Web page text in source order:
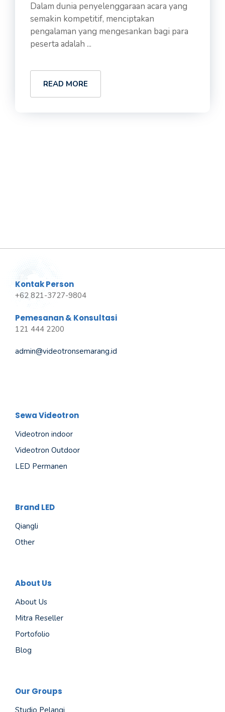
Dalam dunia penyelenggaraan acara yang
semakin kompetitif, menciptakan
pengalaman yang mengesankan bagi para
peserta adalah ...
READ MORE
Kontak Person
+62 821-3727-9804
Pemesanan & Konsultasi
121 444 2200
admin@videotronsemarang.id
Sewa Videotron
Videotron indoor
Videotron Outdoor
LED Permanen
Brand LED
Qiangli
Other
About Us
About Us
Mitra Reseller
Portofolio
Blog
Our Groups
Studio Pelangi